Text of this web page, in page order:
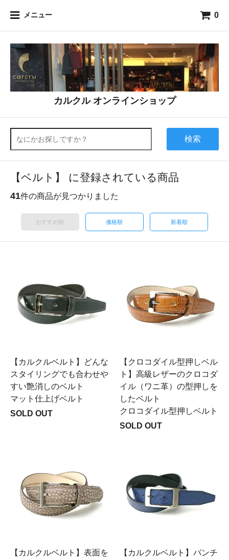
メニュー 0
カルクル オンラインショップ
検索
【ベルト】 に登録されている商品
41件の商品が見つかりました
おすすめ順 価格順 新着順
【カルクルベルト】どんな
スタイリングでも合わせや
すい艶消しのベルト
マット仕上げベルト
SOLD OUT
【クロコダイル型押しベル
ト】高級レザーのクロコダ
イル（ワニ革）の型押しを
したベルト
クロコダイル型押しベルト
SOLD OUT
【カルクルベルト】表面を
【カルクルベルト】パンチ